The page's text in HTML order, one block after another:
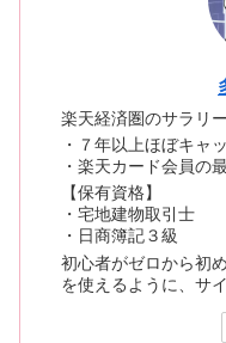
楽天経済圏のサラリ
・７年以上ほぼキャ
・楽天カード会員の
【保有資格】
・宅地建物取引士
・日商簿記３級
初心者がゼロから初
を使えるように、サ